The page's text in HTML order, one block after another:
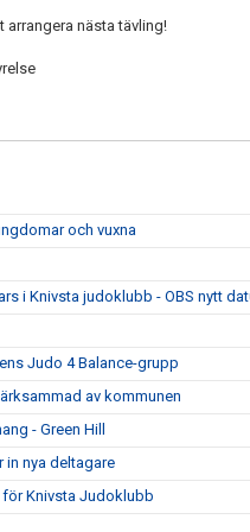
arrangera nästa tävling!
och vuxna
i Knivsta judoklubb - OBS nytt
Judo 4 Balance-grupp
av kommunen
- Green Hill
in nya deltagare
för Knivsta Judoklubb